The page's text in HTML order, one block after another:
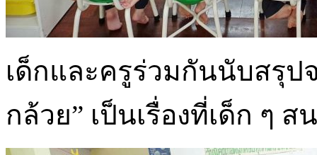
เด็กและครูร่วมกันนับสรุป
กล้วย” เป็นเรื่องที่เด็ก ๆ